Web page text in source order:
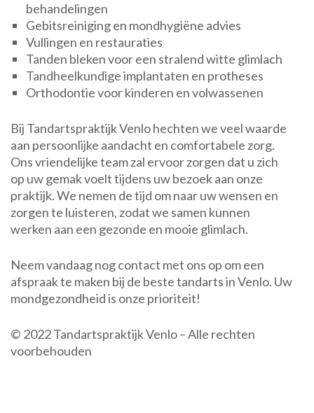
behandelingen
Gebitsreiniging en mondhygiëne advies
Vullingen en restauraties
Tanden bleken voor een stralend witte glimlach
Tandheelkundige implantaten en protheses
Orthodontie voor kinderen en volwassenen
Bij Tandartspraktijk Venlo hechten we veel waarde
aan persoonlijke aandacht en comfortabele zorg.
Ons vriendelijke team zal ervoor zorgen dat u zich
op uw gemak voelt tijdens uw bezoek aan onze
praktijk. We nemen de tijd om naar uw wensen en
zorgen te luisteren, zodat we samen kunnen
werken aan een gezonde en mooie glimlach.
Neem vandaag nog contact met ons op om een
afspraak te maken bij de beste tandarts in Venlo. Uw
mondgezondheid is onze prioriteit!
© 2022 Tandartspraktijk Venlo – Alle rechten
voorbehouden